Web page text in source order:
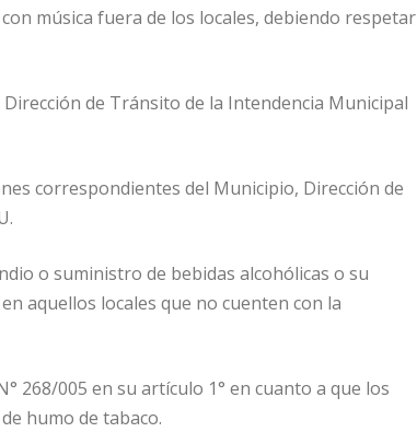
música fuera de los locales, debiendo respetar
de Tránsito de la Intendencia Municipal
correspondientes del Municipio, Dirección de
o suministro de bebidas alcohólicas o su
aquellos locales que no cuenten con la
268/005 en su artículo 1° en cuanto a que los
humo de tabaco.